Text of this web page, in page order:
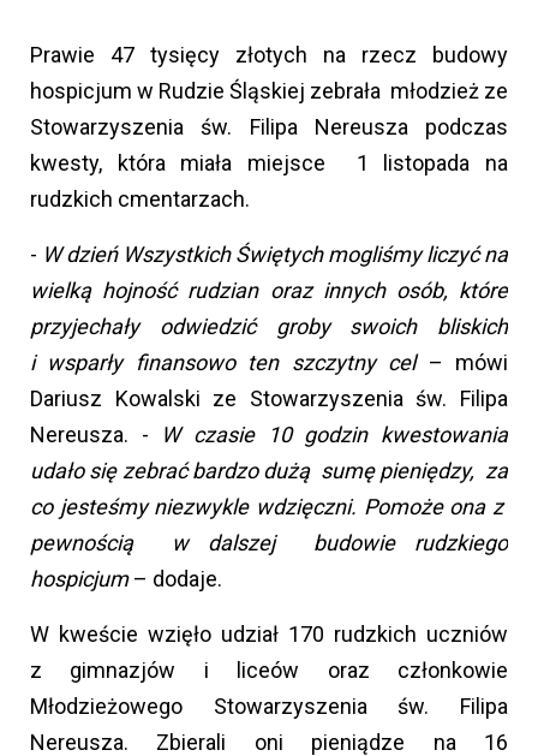
Prawie 47 tysięcy złotych na rzecz budowy
hospicjum w Rudzie Śląskiej zebrała młodzież ze
Stowarzyszenia św. Filipa Nereusza podczas
kwesty, która miała miejsce 1 listopada na
rudzkich cmentarzach.
- W dzień Wszystkich Świętych mogliśmy liczyć na
wielką hojność rudzian oraz innych osób, które
przyjechały odwiedzić groby swoich bliskich
i wsparły finansowo ten szczytny cel– mówi
Dariusz Kowalski ze Stowarzyszenia św. Filipa
Nereusza. -
W czasie 10 godzin kwestowania
udało się zebrać bardzo dużą sumę pieniędzy, za
co jesteśmy niezwykle wdzięczni. Pomoże ona z
pewnością w dalszej budowie rudzkiego
hospicjum– dodaje.
W kweście wzięło udział 170 rudzkich uczniów
z gimnazjów i liceów oraz członkowie
Młodzieżowego Stowarzyszenia św. Filipa
Nereusza. Zbierali oni pieniądze na 16